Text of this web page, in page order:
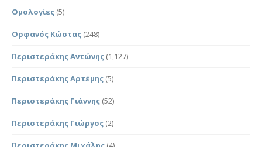
Ομολογίες (5)
Ορφανός Κώστας (248)
Περιστεράκης Αντώνης (1,127)
Περιστεράκης Αρτέμης (5)
Περιστεράκης Γιάννης (52)
Περιστεράκης Γιώργος (2)